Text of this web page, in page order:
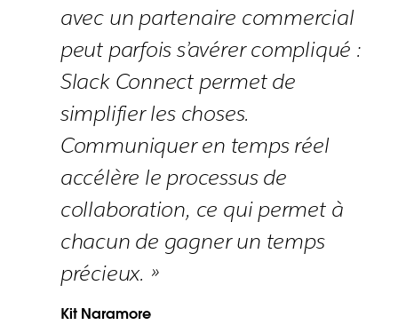
avec un partenaire commercial
peut parfois s’avérer compliqué :
Slack Connect permet de
simplifier les choses.
Communiquer en temps réel
accélère le processus de
collaboration, ce qui permet à
chacun de gagner un temps
précieux. »
Kit Naramore